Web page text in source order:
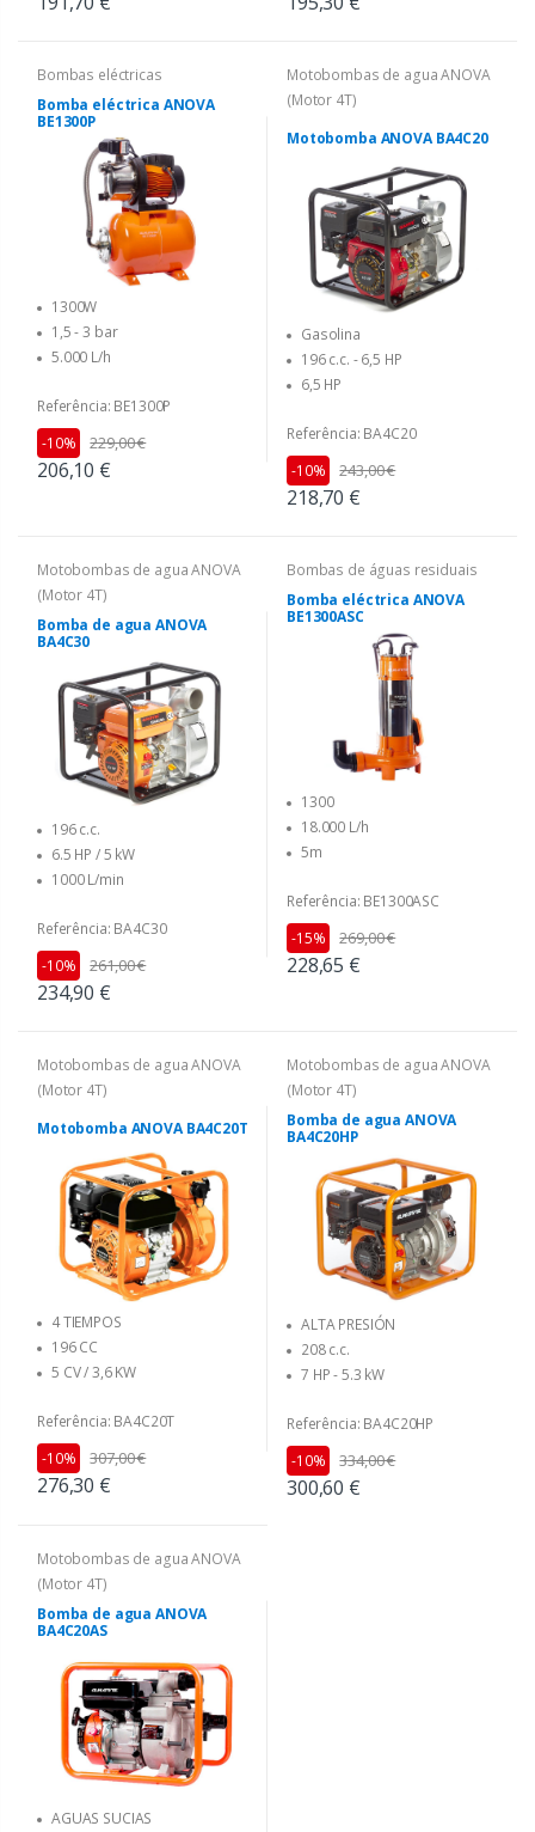
Bombas eléctricas
Bomba eléctrica ANOVA
BE1300P
1300W
1,5 - 3 bar
5.000 L/h
Referência: BE1300P
206,10 €
-10% 229,00 €
Motobombas de agua ANOVA
(Motor 4T)
Motobomba ANOVA BA4C20
Gasolina
196 c.c. - 6,5 HP
6,5 HP
Referência: BA4C20
218,70 €
-10% 243,00 €
Motobombas de agua ANOVA
(Motor 4T)
Bomba de agua ANOVA
BA4C30
196 c.c.
6.5 HP / 5 kW
1000 L/min
Referência: BA4C30
234,90 €
-10% 261,00 €
Bombas de águas residuais
Bomba eléctrica ANOVA
BE1300ASC
1300
18.000 L/h
5m
Referência: BE1300ASC
228,65 €
-15% 269,00 €
Motobombas de agua ANOVA
(Motor 4T)
Motobomba ANOVA BA4C20T
4 TIEMPOS
196 CC
5 CV / 3,6 KW
Referência: BA4C20T
276,30 €
-10% 307,00 €
Motobombas de agua ANOVA
(Motor 4T)
Bomba de agua ANOVA
BA4C20HP
ALTA PRESIÓN
208 c.c.
7 HP - 5.3 kW
Referência: BA4C20HP
300,60 €
-10% 334,00 €
Motobombas de agua ANOVA
(Motor 4T)
Bomba de agua ANOVA
BA4C20AS
AGUAS SUCIAS